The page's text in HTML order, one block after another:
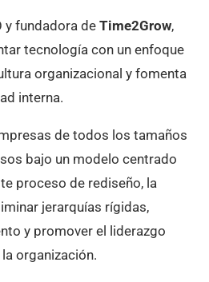
y fundadora de Time2Grow,
tecnología con un enfoque
organizacional y fomenta
interna.
de todos los tamaños
bajo un modelo centrado
proceso de rediseño, la
jerarquías rígidas,
y promover el liderazgo
organización.